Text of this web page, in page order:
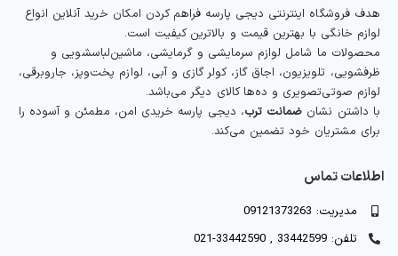
هدف فروشگاه اینترنتی دیجی پارسه فراهم کردن امکان خرید آنلاین انواع
لوازم خانگی با بهترین قیمت و بالاترین کیفیت است.
محصولات ما شامل لوازم سرمایشی و گرمایشی، ماشین‌لباسشویی و
ظرفشویی، تلویزیون، اجاق گاز، کولر گازی و آبی، لوازم پخت‌وپز، جاروبرقی،
لوازم صوتی‌تصویری و ده‌ها کالای دیگر می‌باشد.
با داشتن نشان ضمانت ترب، دیجی پارسه خریدی امن، مطمئن و آسوده را
برای مشتریان خود تضمین می‌کند.
اطلاعات تماس
مدیریت: 09121373263
تلفن: 33442599 , 33442590-021